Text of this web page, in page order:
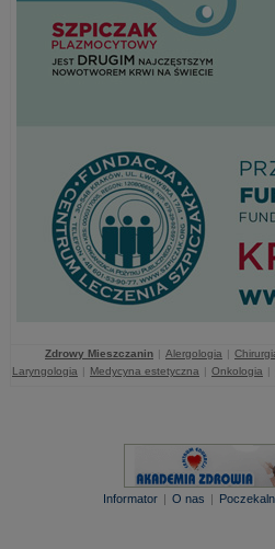
Zdrowy Mieszczanin | Alergologia |
Laryngologia | Medycyna estetyczna | Onkologia |
Informator | O nas |